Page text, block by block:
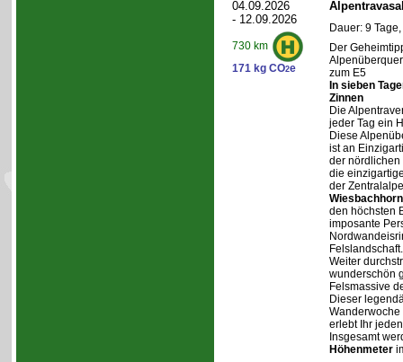
04.09.2026
- 12.09.2026
730 km
171 kg CO2e
Dauer: 9
Der
zum E5
In sieben
Zinnen
Die
jeder Tag ein
Diese
ist an
der
die
der
den höchsten
imposante
Felslandschaft.
Weiter
wunderschön
Felsmassive
Dieser
erlebt Ihr
Insgesamt
Höhenmeter